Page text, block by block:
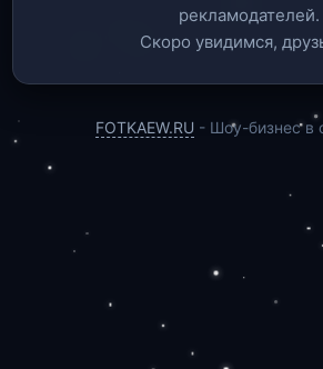
рекламодателей.
Скоро увидимся,
FOTKAEW.RU - Шоу-бизнес в